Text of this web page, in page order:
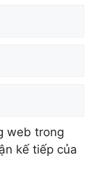
web trong
kế tiếp của